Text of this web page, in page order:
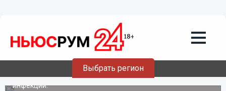
Выбрать регион
Нижегородская полиция удвоила
количество патрулей
Полиция региона продолжает мероприятия по
профилактике распространения коронавирусной
инфекции.